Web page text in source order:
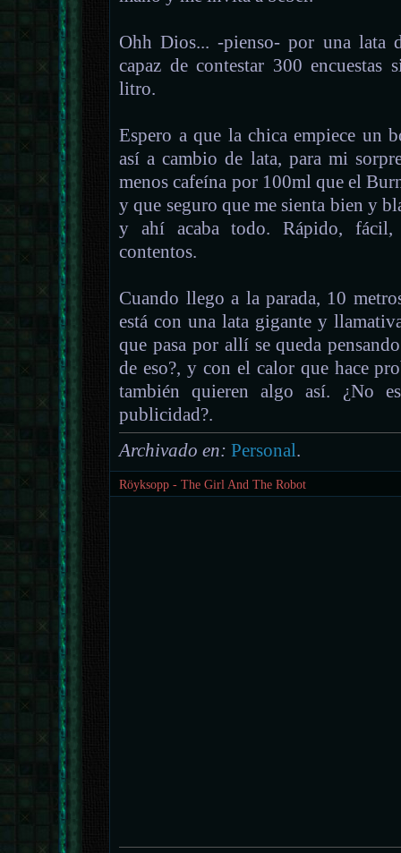
Ohh Dios... -pienso- por una lata
capaz de contestar 300 encuestas
litro.
Espero a que la chica empiece un
así a cambio de lata, para mi
menos cafeína por 100ml que el
y que seguro que me sienta bien y
y ahí acaba todo. Rápido, fácil,
contentos.
Cuando llego a la parada, 10
está con una lata gigante y
que pasa por allí se queda
de eso?, y con el calor que hace
también quieren algo así. ¿No
publicidad?.
Archivado en: Personal.
Röyksopp - The Girl And The Robot